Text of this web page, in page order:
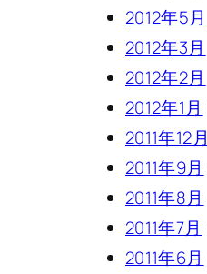
2012年5月
2012年3月
2012年2月
2012年1月
2011年12月
2011年9月
2011年8月
2011年7月
2011年6月